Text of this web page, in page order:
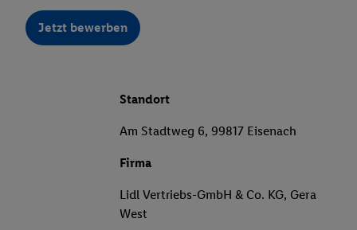
Jetzt bewerben
Standort
Am Stadtweg 6, 99817 Eisenach
Firma
Lidl Vertriebs-GmbH & Co. KG, Gera
West